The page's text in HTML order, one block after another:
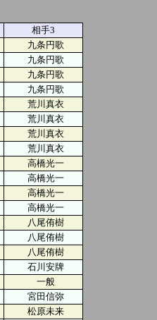
相手3
九条円歌
九条円歌
九条円歌
九条円歌
荒川真衣
荒川真衣
荒川真衣
荒川真衣
高橋光一
高橋光一
高橋光一
高橋光一
八尾侑樹
八尾侑樹
八尾侑樹
石川安牌
一般
宮田信弥
松原未来